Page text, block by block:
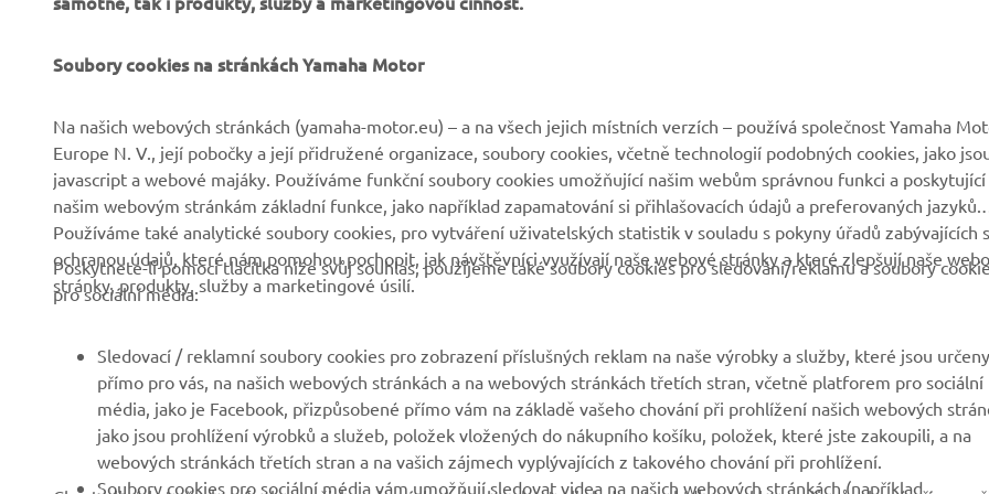
FIREMNÍ
Společnost
Zprávy
Tisk
Brochures
Práce v Yamaha
Stát se prodejcem
B2B
Systémy eBike
Státní orgány
První respondenti
Autoškoly
Robotics
Partnerství
VÍCE YAMAHA
MyYamaha
Yamaha Music
Yamaha Motor Global
Mobilní aplikace
PODPORA
Katalog originálních
náhradních dílů
Vyhledávač dealerů
Nakládání s použitými
bateriemi
Europe N. V., její pobočky a její přidružené organizace, soubory cookies, včetně technologií podobných cookies, jako
javascript a webové majáky. Používáme funkční soubory cookies umožňující našim webům správnou funkci a poskytující
našim webovým stránkám základní funkce, jako například zapamatování si přihlašovacích údajů a preferovaných jazyků.
Používáme také analytické soubory cookies, pro vytváření uživatelských statistik v souladu s pokyny úřadů zabývajících
ochranou údajů, které nám pomohou pochopit, jak návštěvníci využívají naše webové stránky a které zlepšují naše
stránky, produkty, služby a marketingové úsilí.
Poskytnete-li pomocí tlačítka níže svůj souhlas, použijeme také soubory cookies pro sledování/reklamu a soubory cookies
pro sociální média:
přímo pro vás, na našich webových stránkách a na webových stránkách třetích stran, včetně platforem pro sociální
média, jako je Facebook, přizpůsobené přímo vám na základě vašeho chování při prohlížení našich webových
jako jsou prohlížení výrobků a služeb, položek vložených do nákupního košíku, položek, které jste zakoupili, a na
webových stránkách třetích stran a na vašich zájmech vyplývajících z takového chování při prohlížení.
Soubory cookies pro sociální média vám umožňují sledovat videa na našich webových stránkách (například
Chcete-li získat všechny funkce našich webových stránek a chcete-li sledovat nabídky a reklamy přizpůsobené přímo